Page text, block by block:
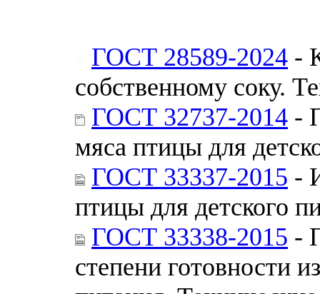
ГОСТ 28589-2024 -
собственному соку.
ГОСТ 32737-2014 -
мяса птицы для
ГОСТ 33337-2015 -
птицы для детского
ГОСТ 33338-2015 -
степени готовности